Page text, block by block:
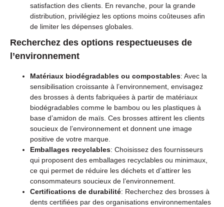
satisfaction des clients. En revanche, pour la grande
distribution, privilégiez les options moins coûteuses afin
de limiter les dépenses globales.
Recherchez des options respectueuses de
l’environnement
Matériaux biodégradables ou compostables: Avec la
sensibilisation croissante à l’environnement, envisagez
des brosses à dents fabriquées à partir de matériaux
biodégradables comme le bambou ou les plastiques à
base d’amidon de maïs. Ces brosses attirent les clients
soucieux de l’environnement et donnent une image
positive de votre marque.
Emballages recyclables: Choisissez des fournisseurs
qui proposent des emballages recyclables ou minimaux,
ce qui permet de réduire les déchets et d’attirer les
consommateurs soucieux de l’environnement.
Certifications de durabilité: Recherchez des brosses à
dents certifiées par des organisations environnementales